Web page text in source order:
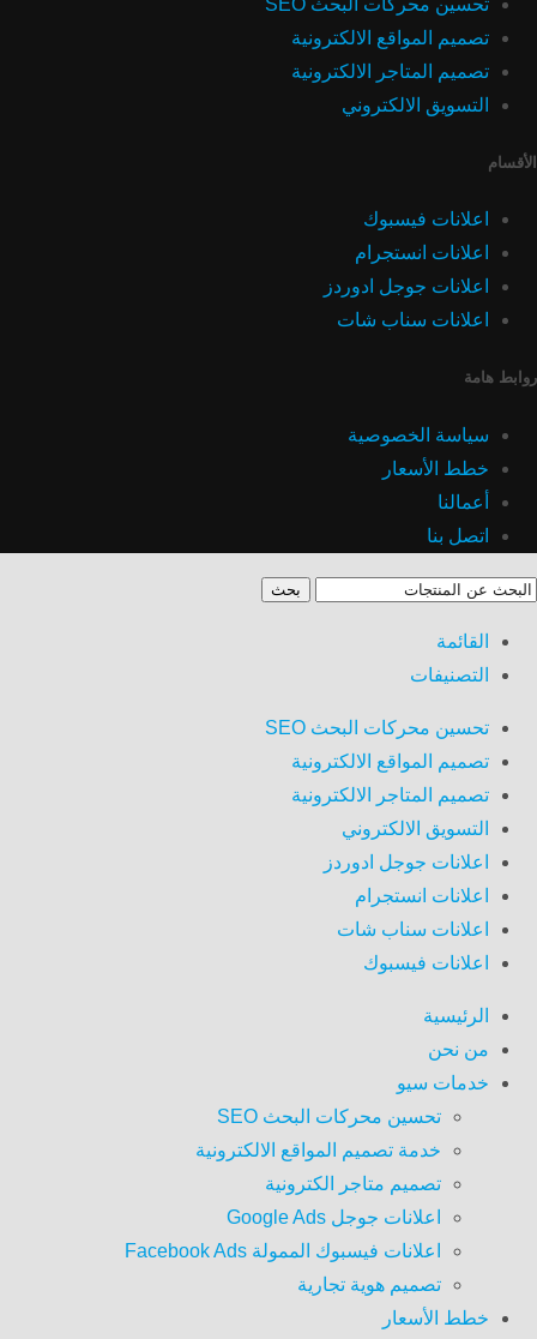
تحسين محركات البحث SEO
تصميم المواقع الالكترونية
تصميم المتاجر الالكترونية
التسويق الالكتروني
الأقسام
اعلانات فيسبوك
اعلانات انستجرام
اعلانات جوجل ادوردز
اعلانات سناب شات
روابط هامة
سياسة الخصوصية
خطط الأسعار
أعمالنا
اتصل بنا
بحث
القائمة
التصنيفات
تحسين محركات البحث SEO
تصميم المواقع الالكترونية
تصميم المتاجر الالكترونية
التسويق الالكتروني
اعلانات جوجل ادوردز
اعلانات انستجرام
اعلانات سناب شات
اعلانات فيسبوك
الرئيسية
من نحن
خدمات سيو
تحسين محركات البحث SEO
خدمة تصميم المواقع الالكترونية
تصميم متاجر الكترونية
اعلانات جوجل Google Ads
اعلانات فيسبوك الممولة Facebook Ads
تصميم هوية تجارية
خطط الأسعار